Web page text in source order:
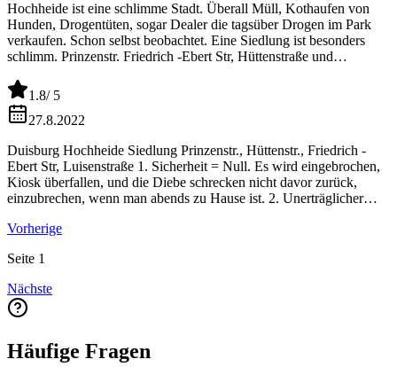
Hochheide ist eine schlimme Stadt. Überall Müll, Kothaufen von
Hunden, Drogentüten, sogar Dealer die tagsüber Drogen im Park
verkaufen. Schon selbst beobachtet. Eine Siedlung ist besonders
schlimm. Prinzenstr. Friedrich -Ebert Str, Hüttenstraße und
Feuerwerkskörpern, die zweite ist stets alkoholisiert und wird
ständig verbal agressiv und manchmal auch handgreiflich. Polizei ist
oft da. Diese Personen haben offenbar psychische Störungen. Ich
1.8/ 5
27.8.2022
Duisburg Hochheide Siedlung Prinzenstr., Hüttenstr., Friedrich -
Ebert Str, Luisenstraße 1. Sicherheit = Null. Es wird eingebrochen,
Kiosk überfallen, und die Diebe schrecken nicht davor zurück,
einzubrechen, wenn man abends zu Hause ist. 2. Unerträglicher
Uhr. In den Ferien von morgens ca 9 Uhr bis abends 21/22 Uhr. 3.
Müll wird nicht sortiert, Müll fliegt in der Grünanlage rum.
Essensreste fliegen rum. 4. Katzen- Hundehalter aufgepasst! Im Juni
2022 wurde ein Hund durch mit Nägeln gespickten Köder verletzt!
gewaltbereite Nachbarn. Mein Tipp... Für Menschen die psychisch
labil sind, Ruhe brauchen, nette Menschen um sich rum möchten,
Vorherige
Seite 1
Nächste
Häufige Fragen